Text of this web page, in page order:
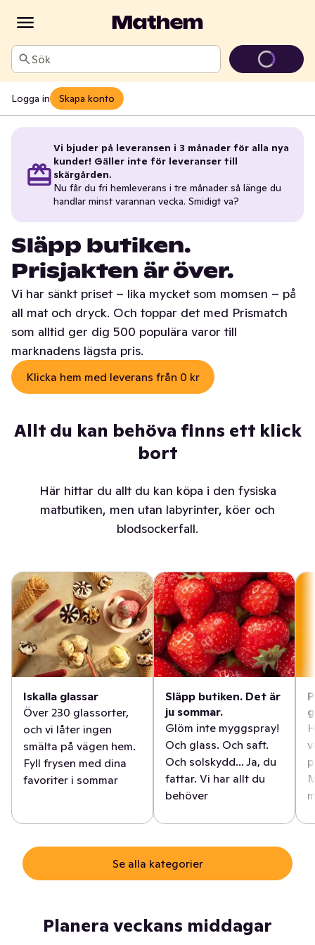
Sök
Logga in Skapa konto
Vi bjuder på leveransen i 3 månader för alla nya
kunder! Gäller inte för leveranser till
skärgården.
Nu får du fri hemleverans i tre månader så länge du
handlar minst varannan vecka. Smidigt va?
Släpp butiken.
Prisjakten är över.
Vi har sänkt priset – lika mycket som momsen – på
all mat och dryck. Och toppar det med Prismatch
som alltid ger dig 500 populära varor till
marknadens lägsta pris.
Klicka hem med leverans från 0 kr
Allt du kan behöva finns ett klick
bort
Här hittar du allt du kan köpa i den fysiska
matbutiken, men utan labyrinter, köer och
blodsockerfall.
Iskalla glassar
Över 230 glassorter,
och vi låter ingen
smälta på vägen hem.
Fyll frysen med dina
favoriter i sommar
Släpp butiken. Det är
ju sommar.
Glöm inte myggspray!
Och glass. Och saft.
Och solskydd... Ja, du
fattar. Vi har allt du
behöver
Se alla kategorier
Planera veckans middagar